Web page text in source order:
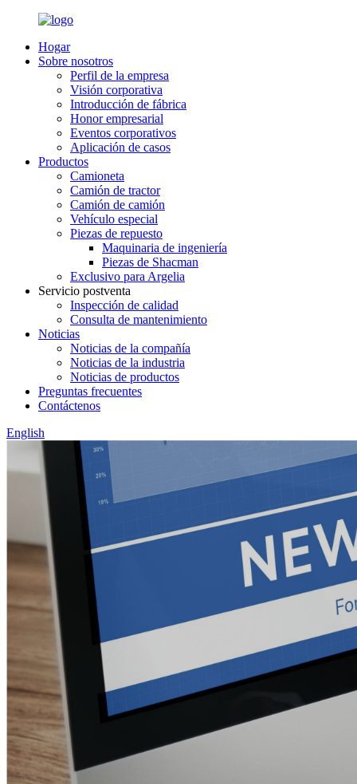
Hogar
Sobre nosotros
Perfil de la empresa
Visión corporativa
Introducción de fábrica
Honor empresarial
Eventos corporativos
Aplicación de casos
Productos
Camioneta
Camión de tractor
Camión de camión
Vehículo especial
Piezas de repuesto
Maquinaria de ingeniería
Piezas de Shacman
Exclusivo para Argelia
Servicio postventa
Inspección de calidad
Consulta de mantenimiento
Noticias
Noticias de la compañía
Noticias de la industria
Noticias de productos
Preguntas frecuentes
Contáctenos
English